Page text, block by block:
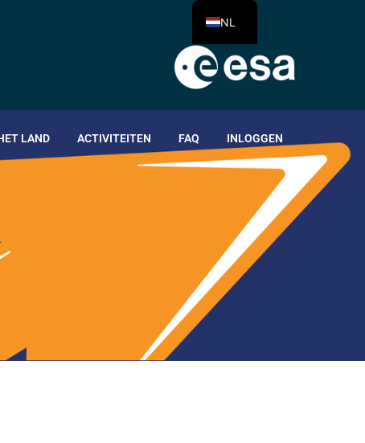
LAND ACTIVITEITEN FAQ INLOGGEN
NL